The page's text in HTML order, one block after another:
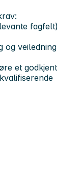
fagfelt)
og veiledning
et godkjent